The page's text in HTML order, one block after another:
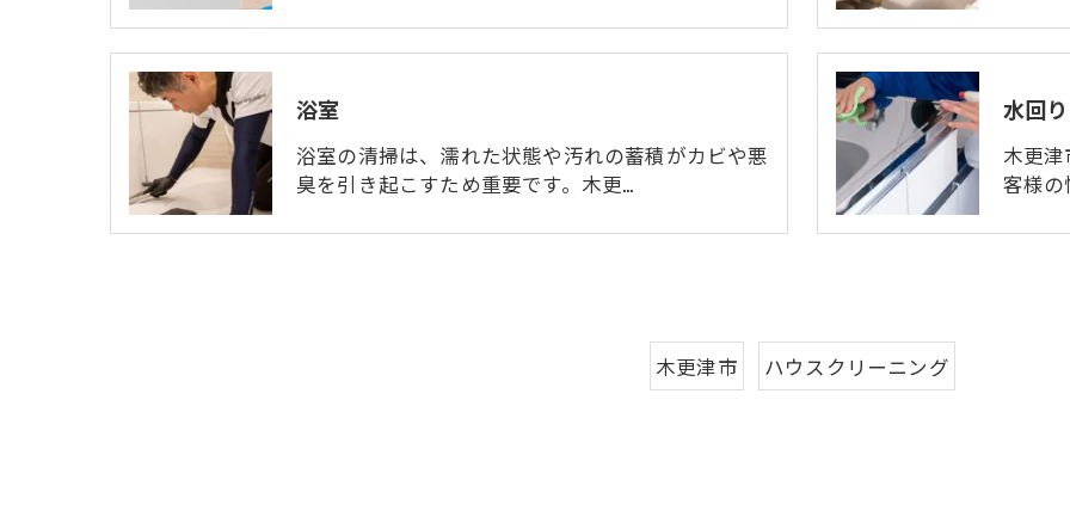
浴室
浴室の清掃は、濡れた状態や汚れの蓄積がカビや悪
臭を引き起こすため重要です。木更…
水回り
木更
客様
木更津市 ハウスクリーニング